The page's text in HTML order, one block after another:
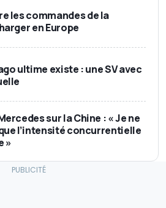
les commandes de la
en Europe
ultime existe : une SV avec
sur la Chine : « Je ne
l’intensité concurrentielle
»